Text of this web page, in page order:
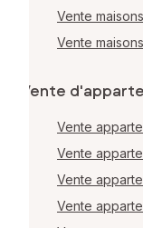
Vente
Vente
Vente
Vente
Vente
Vente
Vente